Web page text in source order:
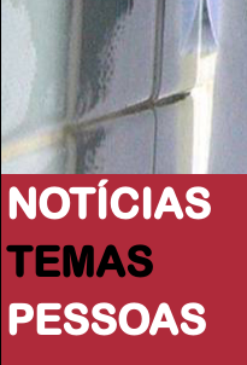
NOTÍCIAS
TEMAS
PESSOAS